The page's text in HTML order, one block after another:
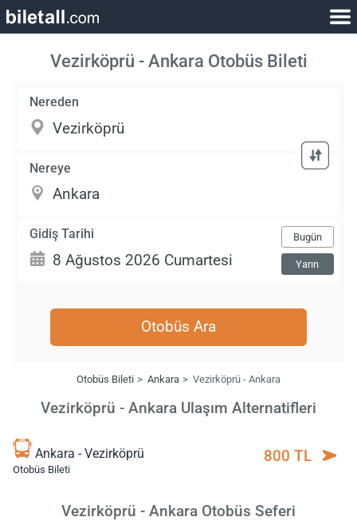
Vezirköprü - Ankara Otobüs Bileti
Nereden
Nereye
Gidiş Tarihi Bugün
Yarın
Otobüs Ara
Otobüs Bileti Ankara Vezirköprü - Ankara
Vezirköprü - Ankara Ulaşım Alternatifleri
Ankara - Vezirköprü
Otobüs Bileti
800 TL
Vezirköprü - Ankara Otobüs Seferi